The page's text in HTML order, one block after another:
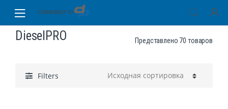
navigation
contentDieselPRO Представлено 70 товаров
Filters